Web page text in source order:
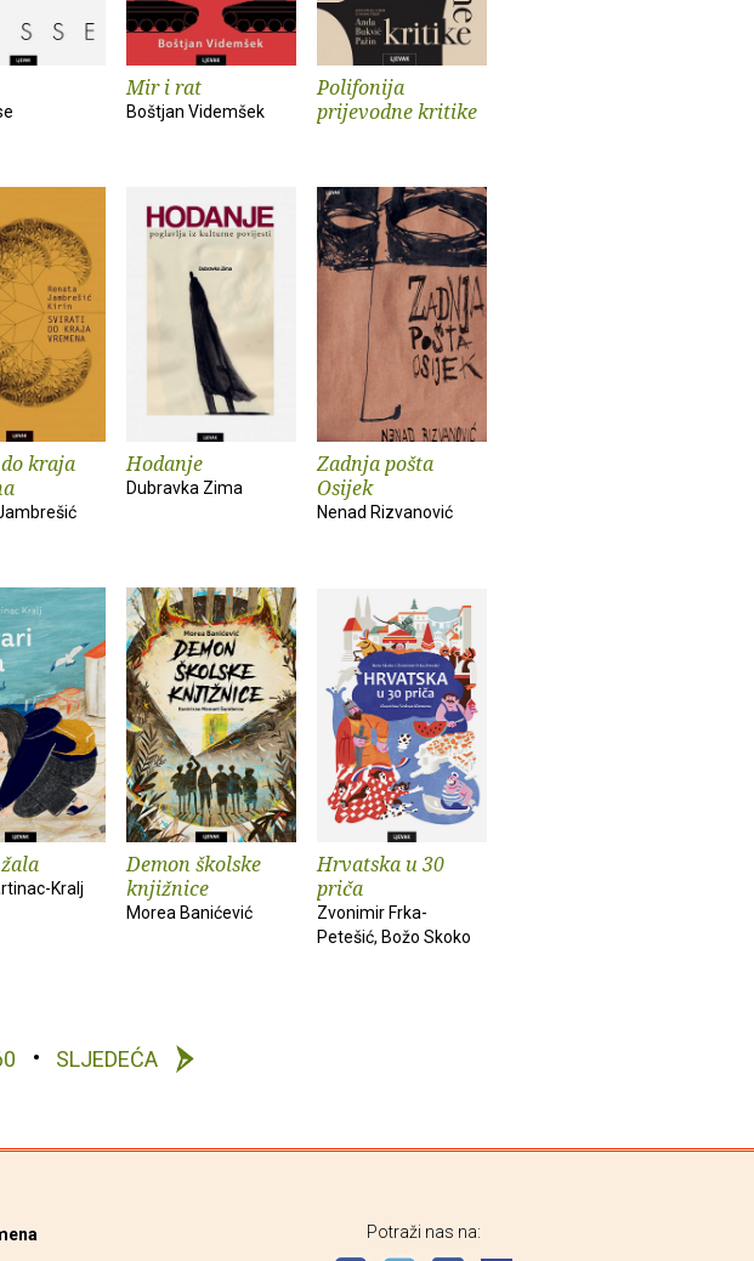
Mir i rat
Boštjan Videmšek
Polifonija
prijevodne kritike
kraja
Hodanje
Dubravka Zima
Zadnja pošta
Osijek
Nenad Rizvanović
Kralj
Demon školske
knjižnice
Morea Banićević
Hrvatska u 30
priča
Zvonimir Frka-
Petešić, Božo Skoko
SLJEDEĆA
Potraži nas na: